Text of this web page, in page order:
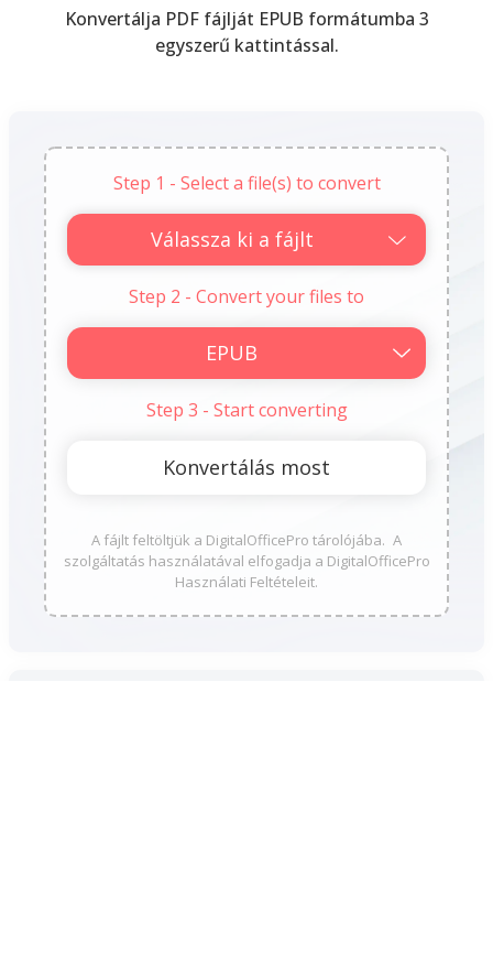
Konvertálja PDF fájlját EPUB formátumba 3
egyszerű kattintással.
Step 1 - Select a file(s) to convert
Válassza ki a fájlt
Step 2 - Convert your files to
Step 3 - Start converting
A fájlt feltöltjük a DigitalOfficePro tárolójába. A
szolgáltatás használatával elfogadja a DigitalOfficePro
Használati Feltételeit.